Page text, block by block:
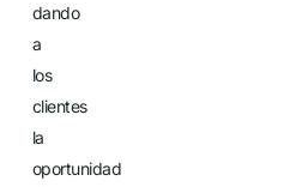
dando
a
los
clientes
la
oportunidad